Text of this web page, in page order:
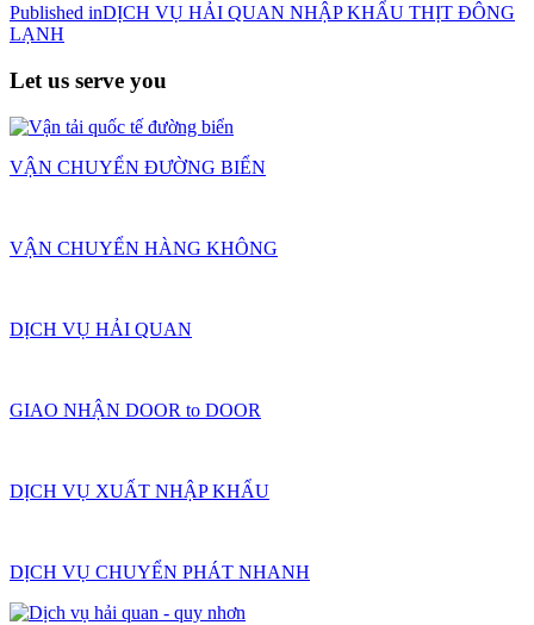
Post
navigation
Published inDỊCH VỤ HẢI QUAN NHẬP KHẨU THỊT ĐÔNG
LẠNH
Let us serve you
VẬN CHUYỂN ĐƯỜNG BIỂN
VẬN CHUYỂN HÀNG KHÔNG
DỊCH VỤ HẢI QUAN
GIAO NHẬN DOOR to DOOR
DỊCH VỤ XUẤT NHẬP KHẨU
DỊCH VỤ CHUYỂN PHÁT NHANH